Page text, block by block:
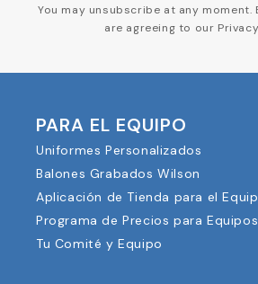
You may unsubscribe at any moment.
are agreeing to our
PARA EL EQUIPO
Uniformes Personalizados
Balones Grabados Wilson
Aplicación de Tienda para el
Programa de Precios para Equipos
Tu Comité y Equipo